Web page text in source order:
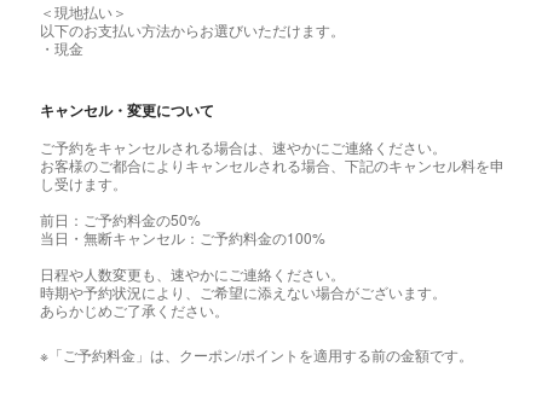
＜現地払い＞
以下のお支払い方法からお選びいただけます。
・現金
キャンセル・変更について
ご予約をキャンセルされる場合は、速やかにご連絡ください。
お客様のご都合によりキャンセルされる場合、下記のキャンセル料を申
し受けます。
前日：ご予約料金の50%
当日・無断キャンセル：ご予約料金の100%
日程や人数変更も、速やかにご連絡ください。
時期や予約状況により、ご希望に添えない場合がございます。
あらかじめご了承ください。
※「ご予約料金」は、クーポン/ポイントを適用する前の金額です。